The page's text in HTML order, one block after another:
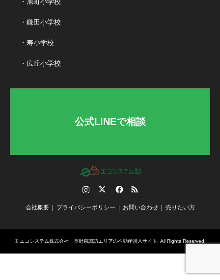
・鎌田小学校
・寿小学校
・広丘小学校
公式LINEで相談
RSS
会社概要 プライバシーポリシー お問い合わせ 売りたい方
© エコシステム株式会社 長野県諏訪エリアの不動産購入サイト . All Rights Reserved.